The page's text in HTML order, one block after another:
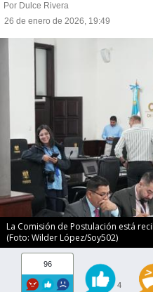
Por Dulce Rivera
26 de enero de 2026, 19:49
La Comisión de Postulación está
(Foto: Wilder López/Soy502)
96
4